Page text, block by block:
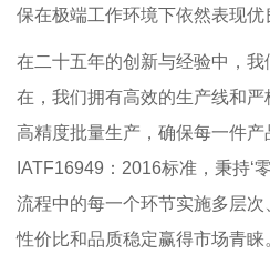
保在极端工作环境下依然表现优
在二十五年的创新与经验中，
在，我们拥有高效的生产线和
高精度批量生产，确保每一件
IATF16949：2016标准，秉持‘
流程中的每一个环节实施多层
性价比和品质稳定赢得市场青